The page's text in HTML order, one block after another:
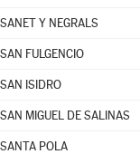
SANET Y NEGRALS
SAN FULGENCIO
SAN ISIDRO
SAN MIGUEL DE SALINAS
SANTA POLA